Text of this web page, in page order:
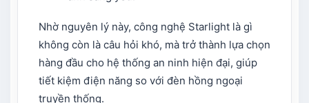
Nhờ nguyên lý này, công nghệ Starlight là gì
không còn là câu hỏi khó, mà trở thành lựa chọn
hàng đầu cho hệ thống an ninh hiện đại, giúp
tiết kiệm điện năng so với đèn hồng ngoại
truyền thống.